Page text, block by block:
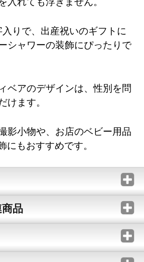
入りで、出産祝いのギフトに
シャワーの装飾にぴったりで
ベアのデザインは、性別を問
けます。
影小物や、お店のベビー用品
にもおすすめです。
品